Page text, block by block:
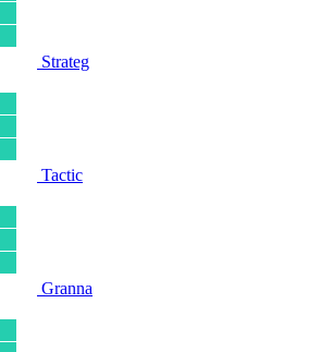
Strateg
Tactic
Granna